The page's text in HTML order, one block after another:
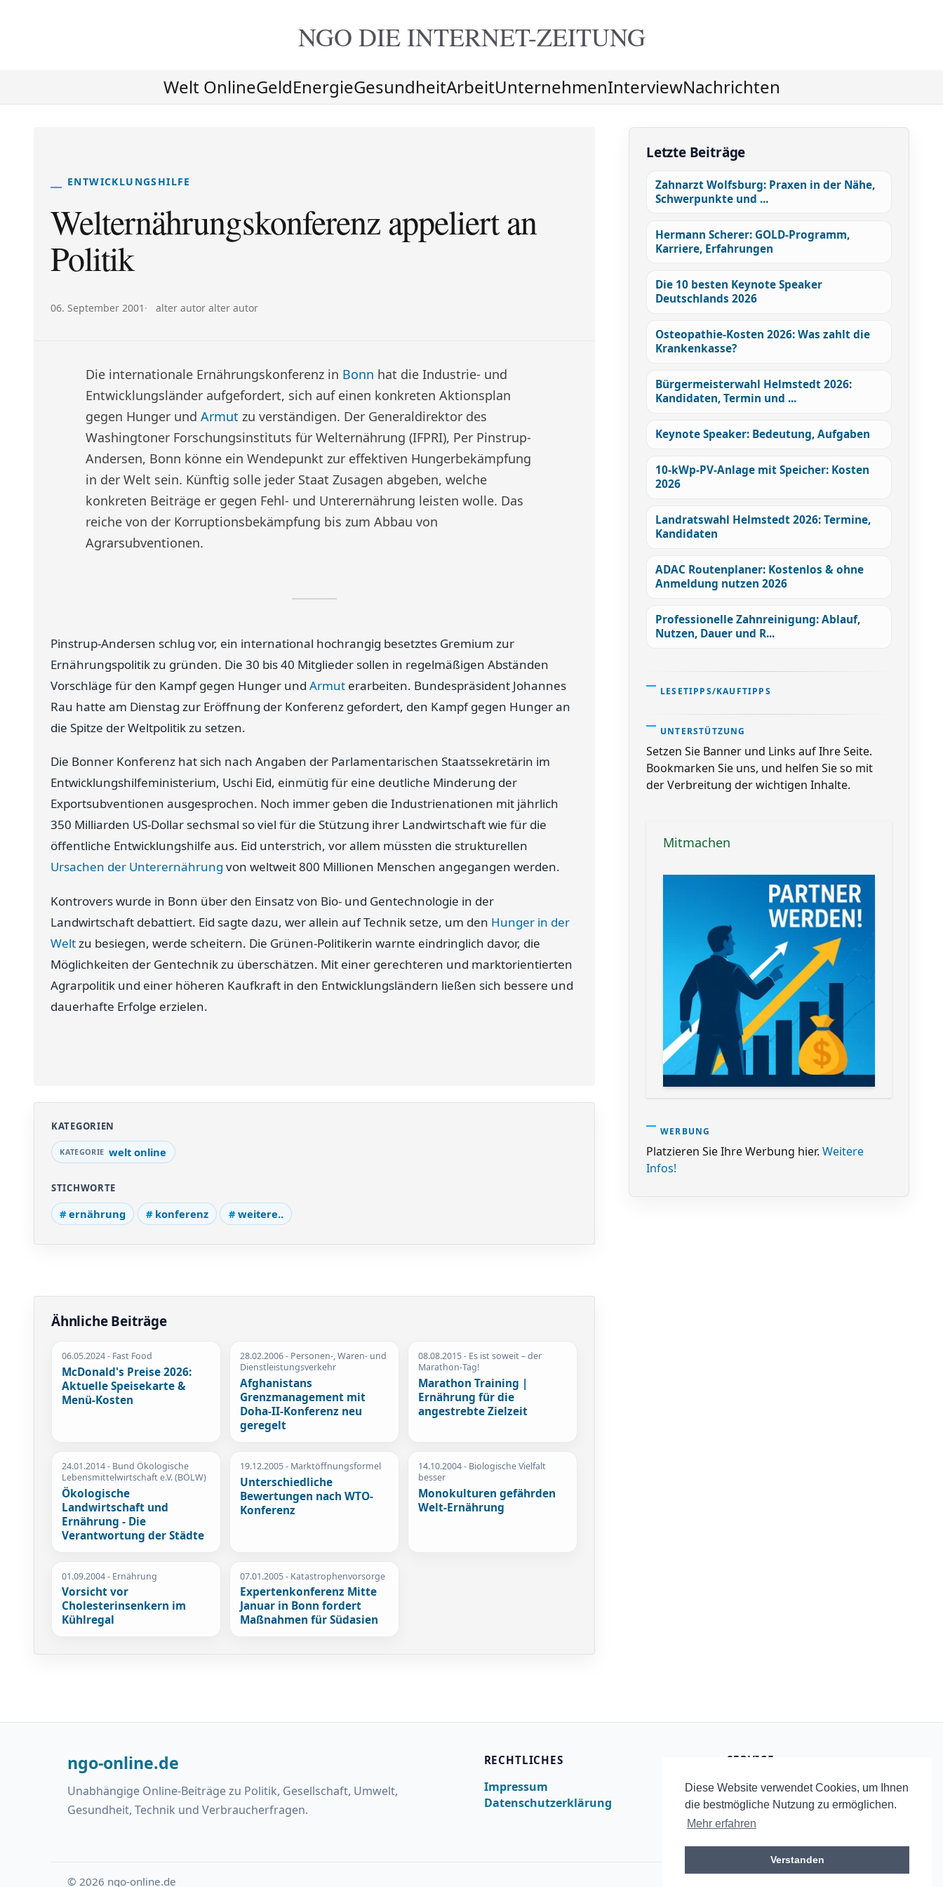
Diese Website verwendet Cookies, um Ihnen
die bestmögliche Nutzung zu ermöglichen.
Mehr erfahren
Verstanden
NGO DIEINTERNET-ZEITUNG
Welt OnlineGeldEnergieGesundheitArbeitUnternehmenInterviewNachrichten
ENTWICKLUNGSHILFE
Welternährungskonferenz appeliert an
Politik
Veröffentlicht am:
06. September 2001 Autor:
alter autor alter autor
Die internationale Ernährungskonferenz in Bonn hat die Industrie- und
Entwicklungsländer aufgefordert, sich auf einen konkreten Aktionsplan
gegen Hunger und Armut zu verständigen. Der Generaldirektor des
Washingtoner Forschungsinstituts für Welternährung (IFPRI), Per Pinstrup-
Andersen, Bonn könne ein Wendepunkt zur effektiven Hungerbekämpfung
in der Welt sein. Künftig solle jeder Staat Zusagen abgeben, welche
konkreten Beiträge er gegen Fehl- und Unterernährung leisten wolle. Das
reiche von der Korruptionsbekämpfung bis zum Abbau von
Agrarsubventionen.
Pinstrup-Andersen schlug vor, ein international hochrangig besetztes Gremium zur
Ernährungspolitik zu gründen. Die 30 bis 40 Mitglieder sollen in regelmäßigen Abständen
Vorschläge für den Kampf gegen Hunger und Armut erarbeiten. Bundespräsident Johannes
Rau hatte am Dienstag zur Eröffnung der Konferenz gefordert, den Kampf gegen Hunger an
die Spitze der Weltpolitik zu setzen.
Die Bonner Konferenz hat sich nach Angaben der Parlamentarischen Staatssekretärin im
Entwicklungshilfeministerium, Uschi Eid, einmütig für eine deutliche Minderung der
Exportsubventionen ausgesprochen. Noch immer geben die Industrienationen mit jährlich
350 Milliarden US-Dollar sechsmal so viel für die Stützung ihrer Landwirtschaft wie für die
öffentliche Entwicklungshilfe aus. Eid unterstrich, vor allem müssten die strukturellen
Ursachen der Unterernährung von weltweit 800 Millionen Menschen angegangen werden.
Kontrovers wurde in Bonn über den Einsatz von Bio- und Gentechnologie in der
Landwirtschaft debattiert. Eid sagte dazu, wer allein auf Technik setze, um den Hunger in der
Weltzu besiegen, werde scheitern. Die Grünen-Politikerin warnte eindringlich davor, die
Möglichkeiten der Gentechnik zu überschätzen. Mit einer gerechteren und marktorientierten
Agrarpolitik und einer höheren Kaufkraft in den Entwicklungsländern ließen sich bessere und
dauerhafte Erfolge erzielen.
KATEGORIEN
welt online
STICHWORTE
ernährung konferenz weitere..
Ähnliche Beiträge
06.05.2024- Fast Food
McDonald's Preise 2026:
Aktuelle Speisekarte &
Menü-Kosten
28.02.2006- Personen-, Waren- und
Dienstleistungsverkehr
Afghanistans
Grenzmanagement mit
Doha-II-Konferenz neu
geregelt
08.08.2015- Es ist soweit – der
Marathon-Tag!
Marathon Training |
Ernährung für die
angestrebte Zielzeit
24.01.2014- Bund Ökologische
Lebensmittelwirtschaft e.V. (BÖLW)
Ökologische
Landwirtschaft und
Ernährung - Die
Verantwortung der Städte
19.12.2005- Marktöffnungsformel
Unterschiedliche
Bewertungen nach WTO-
Konferenz
14.10.2004- Biologische Vielfalt
besser
Monokulturen gefährden
Welt-Ernährung
01.09.2004- Ernährung
Vorsicht vor
Cholesterinsenkern im
Kühlregal
07.01.2005- Katastrophenvorsorge
Expertenkonferenz Mitte
Januar in Bonn fordert
Maßnahmen für Südasien
Letzte Beiträge
Zahnarzt Wolfsburg: Praxen in der Nähe,
Schwerpunkte und ...
Hermann Scherer: GOLD-Programm,
Karriere, Erfahrungen
Die 10 besten Keynote Speaker
Deutschlands 2026
Osteopathie-Kosten 2026: Was zahlt die
Krankenkasse?
Bürgermeisterwahl Helmstedt 2026:
Kandidaten, Termin und ...
Keynote Speaker: Bedeutung, Aufgaben
10-kWp-PV-Anlage mit Speicher: Kosten
2026
Landratswahl Helmstedt 2026: Termine,
Kandidaten
ADAC Routenplaner: Kostenlos & ohne
Anmeldung nutzen 2026
Professionelle Zahnreinigung: Ablauf,
Nutzen, Dauer und R...
LESETIPPS/KAUFTIPPS
UNTERSTÜTZUNG
Setzen Sie Banner und Links auf Ihre Seite.
Bookmarken Sie uns, und helfen Sie so mit
der Verbreitung der wichtigen Inhalte.
Mitmachen
WERBUNG
Platzieren Sie Ihre Werbung hier. Weitere
Infos!
ngo-online.de
Unabhängige Online-Beiträge zu Politik, Gesellschaft, Umwelt,
Gesundheit, Technik und Verbraucherfragen.
RECHTLICHES
Impressum
Datenschutzerklärung
SERVICE
Startseite
RSS
© 2026 ngo-online.de